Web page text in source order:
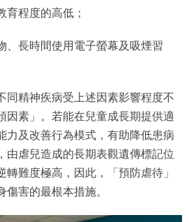
育程度的高低；
、長時間使用電子螢幕及吸煙習
同精神疾病受上述因素影響程度不
因素」。若能在兒童成長期提供適
力及改善行為模式，有助降低患病
由虐兒造成的長期表觀遺傳標記位
難度極高，因此，「預防虐待」
害的最根本措施。